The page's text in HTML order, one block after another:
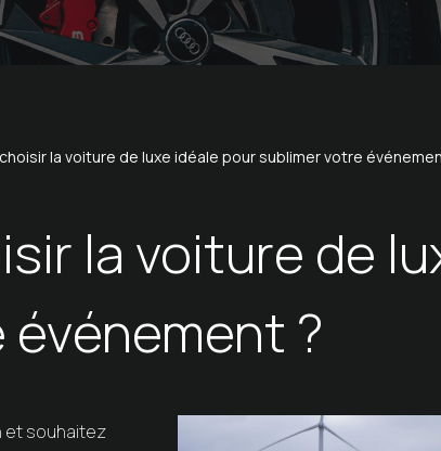
la voiture de luxe idéale pour sublimer votre
la voiture de
?
et souhaitez